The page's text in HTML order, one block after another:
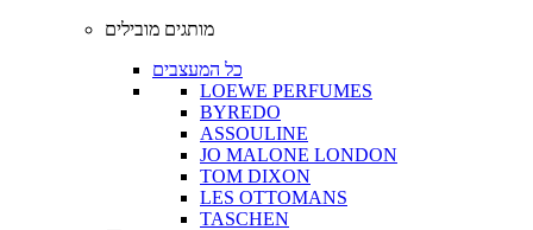
מותגים מובילים
כל המעצבים
LOEWE PERFUMES
BYREDO
ASSOULINE
JO MALONE LONDON
TOM DIXON
LES OTTOMANS
TASCHEN